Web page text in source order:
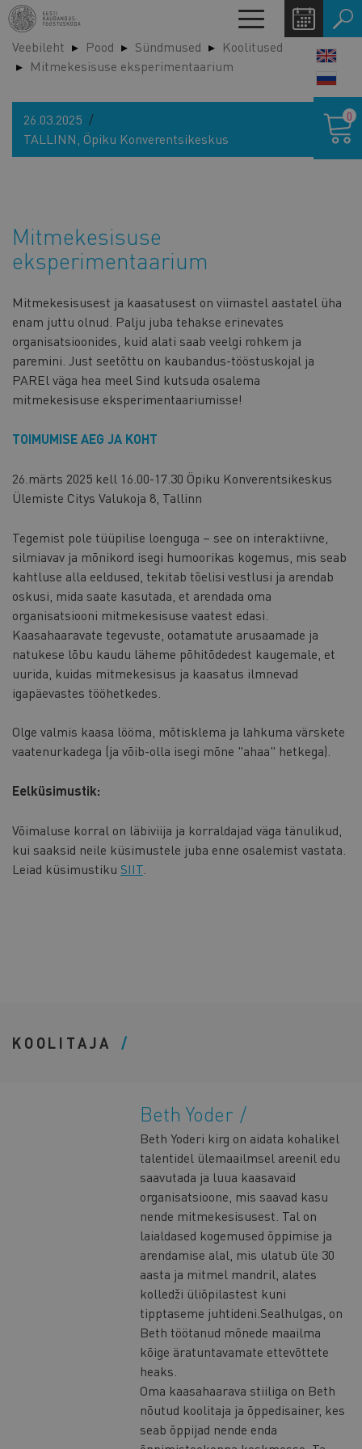
Liigu
edasi
põhisisu
juurde
Toggle
navigation
Veebileht Pood Sündmused
Koolitused
Mitmekesisuse eksperimentaarium
26.03.2025
TALLINN, Öpiku Konverentsikeskus
Mitmekesisuse
eksperimentaarium
Mitmekesisusest ja kaasatusest on viimastel aastatel üha
enam juttu olnud. Palju juba tehakse erinevates
organisatsioonides, kuid alati saab veelgi rohkem ja
paremini. Just seetõttu on kaubandus-tööstuskojal ja
PAREl väga hea meel Sind kutsuda osalema
mitmekesisuse eksperimentaariumisse!
TOIMUMISE AEG JA KOHT
26.märts 2025 kell 16.00-17.30 Öpiku Konverentsikeskus
Ülemiste Citys Valukoja 8, Tallinn
Tegemist pole tüüpilise loenguga – see on interaktiivne,
silmiavav ja mõnikord isegi humoorikas kogemus, mis seab
kahtluse alla eeldused, tekitab tõelisi vestlusi ja arendab
oskusi, mida saate kasutada, et arendada oma
organisatsiooni mitmekesisuse vaatest edasi.
Kaasahaaravate tegevuste, ootamatute arusaamade ja
natukese lõbu kaudu läheme põhitõdedest kaugemale, et
uurida, kuidas mitmekesisus ja kaasatus ilmnevad
igapäevastes tööhetkedes.
Olge valmis kaasa lööma, mõtisklema ja lahkuma värskete
vaatenurkadega (ja võib-olla isegi mõne "ahaa" hetkega).
Eelküsimustik:
Võimaluse korral on läbiviija ja korraldajad väga tänulikud,
kui saaksid neile küsimustele juba enne osalemist vastata.
Leiad küsimustiku SIIT
0
KOOLITAJA
Beth Yoder
Beth Yoderi kirg on aidata kohalikel
talentidel ülemaailmsel areenil edu
saavutada ja luua kaasavaid
organisatsioone, mis saavad kasu
nende mitmekesisusest. Tal on
laialdased kogemused õppimise ja
arendamise alal, mis ulatub üle 30
aasta ja mitmel mandril, alates
kolledži üliõpilastest kuni
tipptaseme juhtideni.Sealhulgas, on
Beth töötanud mõnede maailma
kõige äratuntavamate ettevõttete
heaks.
Oma kaasahaarava stiiliga on Beth
nõutud koolitaja ja õppedisainer, kes
seab õppijad nende enda